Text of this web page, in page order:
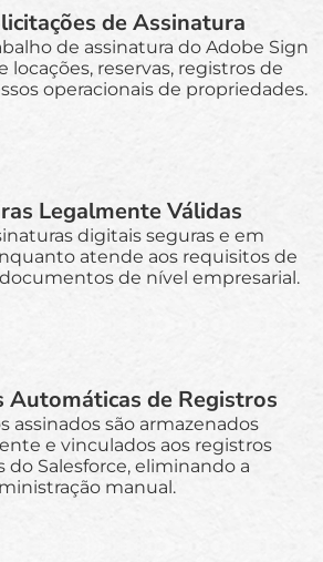
de Assinatura
de assinatura do Adobe Sign
reservas, registros de
operacionais de propriedades.
Legalmente Válidas
digitais seguras e em
atende aos requisitos de
de nível empresarial.
Automáticas de Registros
assinados são armazenados
e vinculados aos registros
do Salesforce, eliminando a
manual.